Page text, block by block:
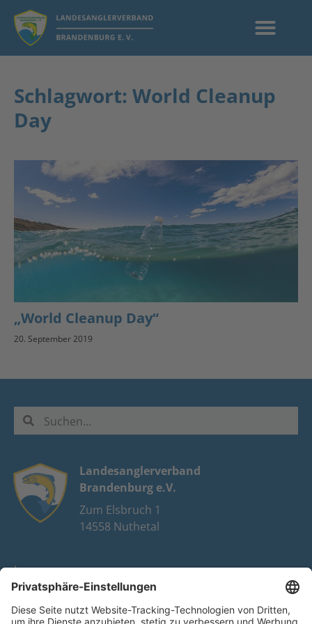
Schlagwort: World Cleanup
Day
„World Cleanup Day“
20. September 2019
Landesanglerverband
Brandenburg e.V.
Zum Elsbruch 1
14558 Nuthetal
Impressum
Datenschutz
FAQ